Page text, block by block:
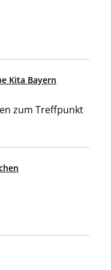
Kita Bayern
zum Treffpunkt